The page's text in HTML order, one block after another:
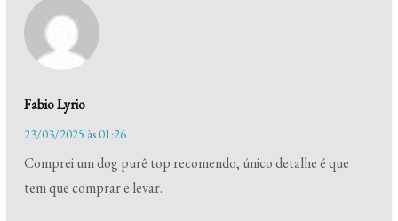
Fabio Lyrio
23/03/2025 às 01:26
Comprei um dog purê top recomendo, único detalhe é que
tem que comprar e levar.